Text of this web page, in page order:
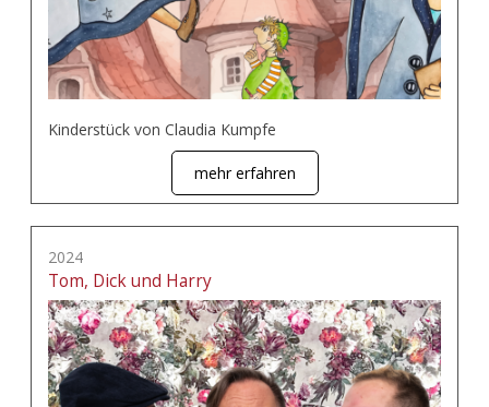
Kinderstück von Claudia Kumpfe
mehr erfahren
2024
Tom, Dick und Harry